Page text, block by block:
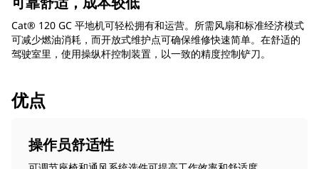
Cat® 120 GC 平地机可轻松拥有和运营。所需风扇和标准经济模式
可减少燃油消耗，而开放式维护点可确保维修快速简单。在舒适的
驾驶室里，使用操纵杆控制装置，以一致的精度控制铲刀。
优点
操作员舒适性